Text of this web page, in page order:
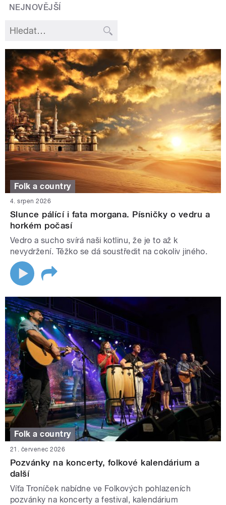
NEJNOVĚJŠÍ
Folk a country
4. srpen 2026
Slunce pálící i fata morgana. Písničky o vedru a
horkém počasí
Vedro a sucho svírá naši kotlinu, že je to až k
nevydržení. Těžko se dá soustředit na cokoliv jiného.
Folk a country
21. červenec 2026
Pozvánky na koncerty, folkové kalendárium a
další
Víťa Troníček nabídne ve Folkových pohlazeních
pozvánky na koncerty a festival, kalendárium